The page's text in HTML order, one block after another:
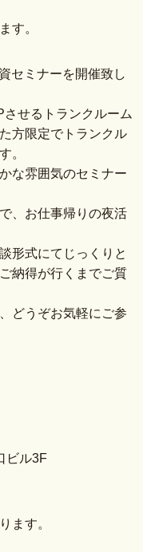
す。
セミナーを開催致し
させるトランクルーム
方限定でトランクル
。
な雰囲気のセミナー
、お仕事帰りの夜活
形式にてじっくりと
納得が行くまでご質
どうぞお気軽にご参
ビル3F
ます。